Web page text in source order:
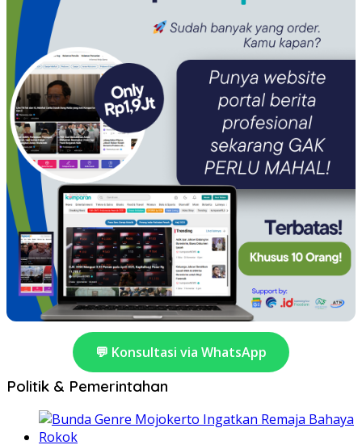
💬 Konsultasi via WhatsApp
Politik & Pemerintahan